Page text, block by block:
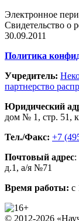
Электронное
Свидетельство
30.09.2011
Политика
Учредитель:
партнерство
Юридический
дом № 1, стр. 51 ,
Тел./Факс: +7
Почтовый адрес:
д.1 , а/я №71
Время работы: с
© 2012-2026